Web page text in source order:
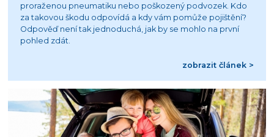
proraženou pneumatiku nebo poškozený podvozek. Kdo
za takovou škodu odpovídá a kdy vám pomůže pojištění?
Odpověď není tak jednoduchá, jak by se mohlo na první
pohled zdát.
zobrazit článek >